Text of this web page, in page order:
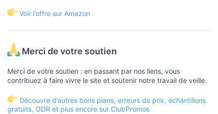
Voir l’offre sur Amazon
Merci de votre soutien
Merci de votre soutien : en passant par nos liens, vous
contribuez à faire vivre le site et soutenir notre travail de veille.
Découvre d’autres bons plans, erreurs de prix, échantillons
gratuits, ODR et plus encore sur ClubPromos